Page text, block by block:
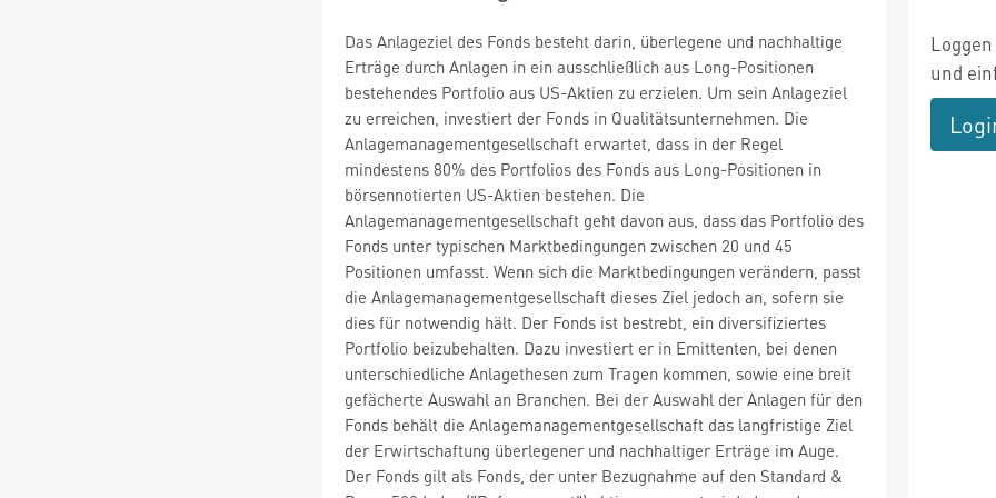
Das Anlageziel des Fonds besteht darin, überlegene und nachhaltige
Erträge durch Anlagen in ein ausschließlich aus Long-Positionen
bestehendes Portfolio aus US-Aktien zu erzielen. Um sein Anlageziel
zu erreichen, investiert der Fonds in Qualitätsunternehmen. Die
Anlagemanagementgesellschaft erwartet, dass in der Regel
mindestens 80% des Portfolios des Fonds aus Long-Positionen in
börsennotierten US-Aktien bestehen. Die
Anlagemanagementgesellschaft geht davon aus, dass das Portfolio des
Fonds unter typischen Marktbedingungen zwischen 20 und 45
Positionen umfasst. Wenn sich die Marktbedingungen verändern, passt
die Anlagemanagementgesellschaft dieses Ziel jedoch an, sofern sie
dies für notwendig hält. Der Fonds ist bestrebt, ein diversifiziertes
Portfolio beizubehalten. Dazu investiert er in Emittenten, bei denen
unterschiedliche Anlagethesen zum Tragen kommen, sowie eine breit
gefächerte Auswahl an Branchen. Bei der Auswahl der Anlagen für den
Fonds behält die Anlagemanagementgesellschaft das langfristige Ziel
der Erwirtschaftung überlegener und nachhaltiger Erträge im Auge.
Der Fonds gilt als Fonds, der unter Bezugnahme auf den Standard &
und